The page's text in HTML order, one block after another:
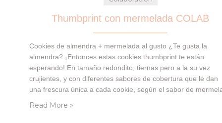
Thumbprint con mermelada COLAB
Cookies de almendra + mermelada al gusto ¿Te gusta la
almendra? ¡Entonces estas cookies thumbprint te están
esperando! En tamaño redondito, tiernas pero a la su vez
crujientes, y con diferentes sabores de cobertura que le dan
una frescura única a cada cookie, según el sabor de
Read More »